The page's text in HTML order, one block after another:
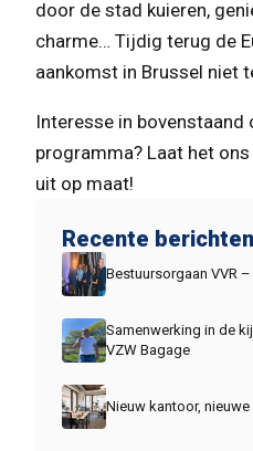
door de stad kuieren,
charme… Tijdig terug de
aankomst in Brussel niet
Interesse in bovenstaand
programma? Laat het
uit op maat!
Recente berichten
Bestuursorgaan VVR
Samenwerking in de
VZW Bagage
Nieuw kantoor,